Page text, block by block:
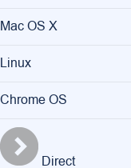
Mac OS X
Linux
Chrome OS
Direct